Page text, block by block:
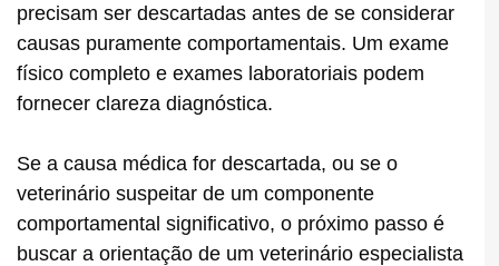
precisam ser descartadas antes de se considerar
causas puramente comportamentais. Um exame
físico completo e exames laboratoriais podem
fornecer clareza diagnóstica.
Se a causa médica for descartada, ou se o
veterinário suspeitar de um componente
comportamental significativo, o próximo passo é
buscar a orientação de um veterinário especialista